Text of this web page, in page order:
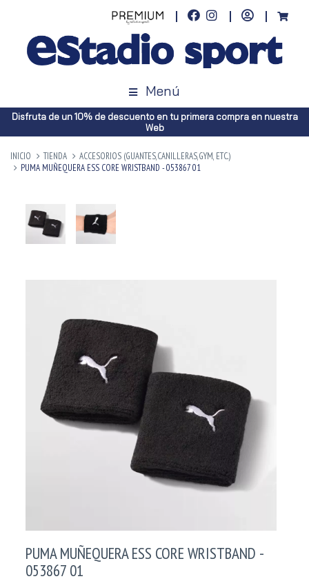
Menú
Disfruta de un 10% de descuento en tu primera compra en nuestra
Web
INICIO TIENDA
ACCESORIOS (GUANTES,CANILLERAS,GYM, ETC.)
PUMA MUÑEQUERA ESS CORE WRISTBAND - 053867 01
PUMA MUÑEQUERA ESS CORE WRISTBAND -
053867 01